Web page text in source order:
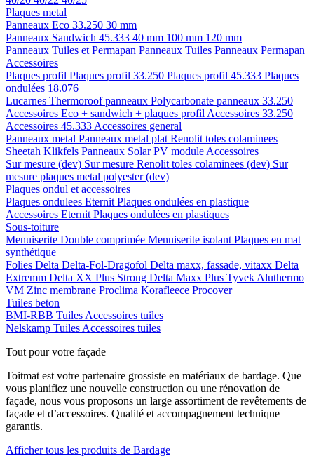
Plaques metal
Panneaux Eco 33.250 30 mm
Panneaux Sandwich 45.333 40 mm 100 mm 120 mm
Panneaux Tuiles et Permapan Panneaux Tuiles Panneaux Permapan
Accessoires
Plaques profil Plaques profil 33.250 Plaques profil 45.333 Plaques
ondulées 18.076
Lucarnes Thermoroof panneaux Polycarbonate panneaux 33.250
Accessoires Eco + sandwich + plaques profil Accessoires 33.250
Accessoires 45.333 Accessoires general
Panneaux metal Panneaux metal plat Renolit toles colaminees
Sheetah Klikfels Panneaux Solar PV module Accessoires
Sur mesure (dev) Sur mesure Renolit toles colaminees (dev) Sur
mesure plaques metal polyester (dev)
Plaques ondul et accessoires
Plaques ondulees Eternit Plaques ondulées en plastique
Accessoires Eternit Plaques ondulées en plastiques
Sous-toiture
Menuiserite Double comprimée Menuiserite isolant Plaques en mat
synthétique
Folies Delta Delta-Fol-Dragofol Delta maxx, fassade, vitaxx Delta
Extremm Delta XX Plus Strong Delta Maxx Plus Tyvek Aluthermo
VM Zinc membrane Proclima Korafleece Procover
Tuiles beton
BMI-RBB Tuiles Accessoires tuiles
Nelskamp Tuiles Accessoires tuiles
Tout pour votre façade
Toitmat est votre partenaire grossiste en matériaux de bardage. Que
vous planifiez une nouvelle construction ou une rénovation de
façade, nous vous proposons un large assortiment de revêtements de
façade et d’accessoires. Qualité et accompagnement technique
garantis.
Afficher tous les produits de Bardage